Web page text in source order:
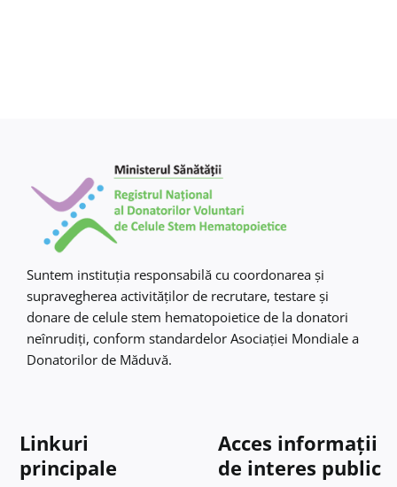
Suntem instituţia responsabilă cu coordonarea şi
supravegherea activităţilor de recrutare, testare şi
donare de celule stem hematopoietice de la donatori
neînrudiţi, conform standardelor Asociaţiei Mondiale a
Donatorilor de Măduvă.
Linkuri
principale
Acces informații
de interes public